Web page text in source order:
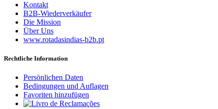
Kontakt
B2B-Wiederverkäufer
Die Mission
Über Uns
www.rotadasindias-b2b.pt
Rechtliche Information
Persönlichen Daten
Bedingungen und Auflagen
Favoriten hinzufügen